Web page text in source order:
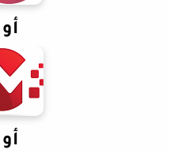
أو
أو